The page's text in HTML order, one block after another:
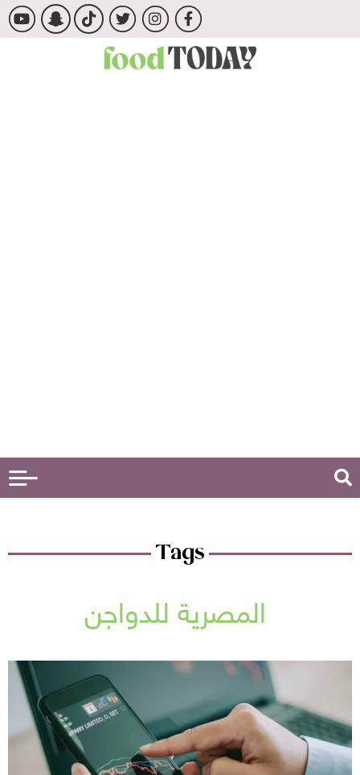
Tags
المصرية للدواجن